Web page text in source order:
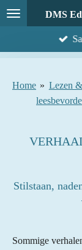
Ga
direct
DMS
Home » Lezen &
Stilstaan,
Sommige